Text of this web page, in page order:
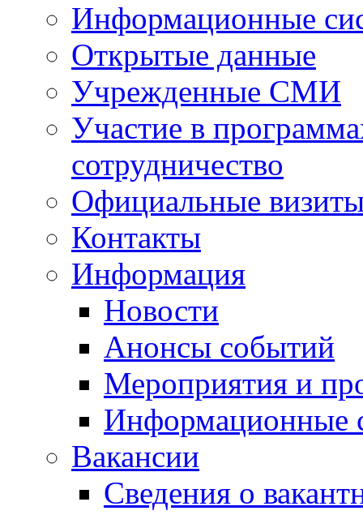
Информационные
Открытые данные
Учрежденные СМИ
Участие в
сотрудничество
Официальные
Контакты
Информация
Новости
Анонсы событий
Мероприятия и
Информационные
Вакансии
Сведения о